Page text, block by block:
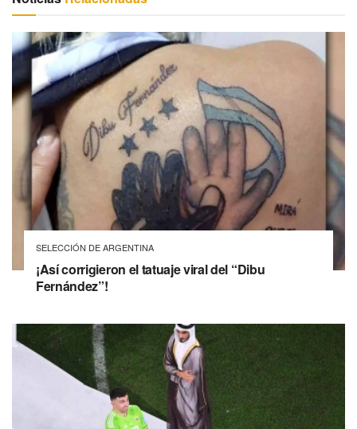
SELECCIÓN DE ARGENTINA
¡Así corrigieron el tatuaje viral del “Dibu
Fernández”!